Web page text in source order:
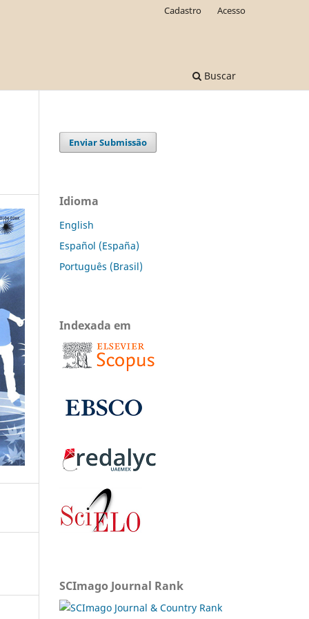
Buscar
Cadastro Acesso
Enviar Submissão
Idioma
English
Español (España)
Português (Brasil)
Indexada em
SCImago Journal Rank